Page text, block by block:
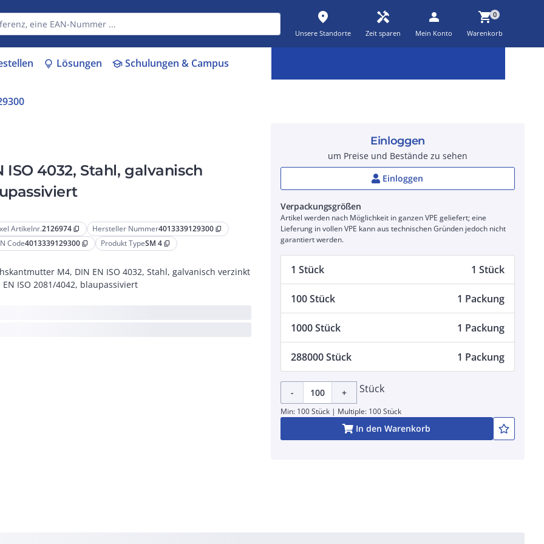
place
Unsere Standorte
handyman
Zeit sparen
person
Mein Konto
shopping_cart0
Warenkorb
lightbulb Lösungen schoolSchulungen & Campus
4032, Stahl, galvanisch
Artikelnr.2126974 content_copy Hersteller Nummer4013339129300 content_copy
Code4013339129300 content_copy Produkt TypeSM 4 content_copy
M4, DIN EN ISO 4032, Stahl, galvanisch verzinkt
EN ISO 2081/4042, blaupassiviert
Einloggen
um Preise und Bestände zu sehen
Einloggen
Verpackungsgrößen
Artikel werden nach Möglichkeit in ganzen VPE geliefert; eine
Lieferung in vollen VPE kann aus technischen Gründen jedoch nicht
garantiert werden.
1 Stück 1 Stück
100 Stück 1 Packung
1000 Stück 1 Packung
288000 Stück 1 Packung
- + Stück
Min: 100 Stück | Multiple: 100 Stück
In den Warenkorb